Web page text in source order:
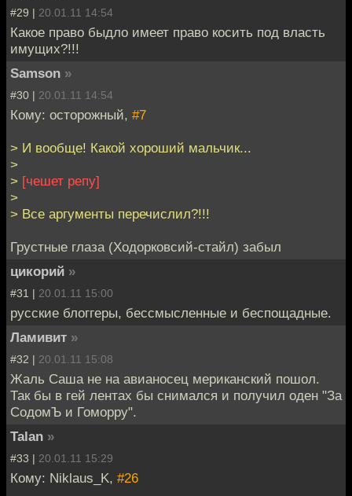
#29 | 20.01.11 14:54
Какое право быдло имеет право косить под власть
имущих?!!!
Samson »
#30 | 20.01.11 14:54
Кому: осторожный, #7
> И вообще! Какой хороший мальчик...
>
> [чешет репу]
>
> Все аргументы перечислил?!!!
Грустные глаза (Ходорковсий-стайл) забыл
цикорий »
#31 | 20.01.11 15:00
русские блоггеры, бессмысленные и беспощадные.
Ламивит »
#32 | 20.01.11 15:08
Жаль Саша не на авианосец мериканский пошол.
Так бы в гей лентах бы снимался и получил оден "За
СодомЪ и Гоморру".
Talan »
#33 | 20.01.11 15:29
Кому: Niklaus_K, #26